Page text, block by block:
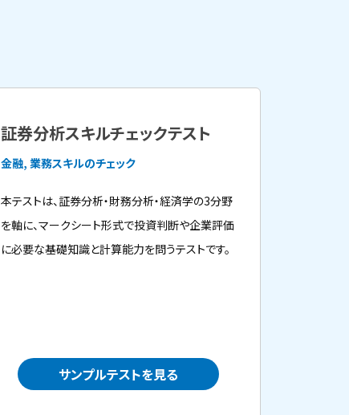
証券分析スキルチェックテスト
金融, 業務スキルのチェック
本テストは、証券分析・財務分析・経済学の3分野
を軸に、マークシート形式で投資判断や企業評価
に必要な基礎知識と計算能力を問うテストです。
サンプルテストを見る